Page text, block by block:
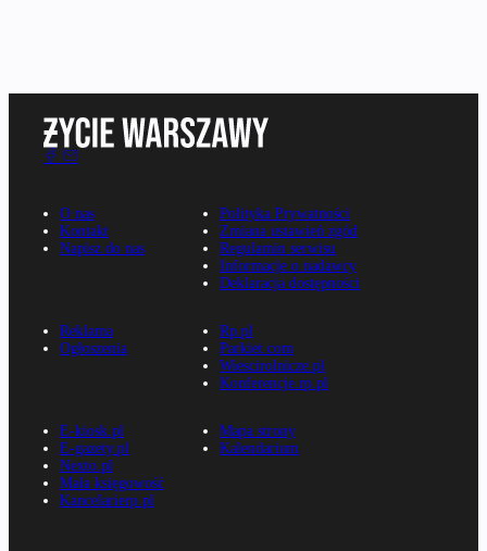
O nas
Kontakt
Napisz do nas
Polityka Prywatności
Zmiana ustawień zgód
Regulamin serwisu
Informacje o nadawcy
Deklaracja dostępności
Reklama
Ogłoszenia
Rp.pl
Parkiet.com
Wiescirolnicze.pl
Konferencje.rp.pl
E-kiosk.pl
E-gazety.pl
Nexto.pl
Mała księgowość
Kancelarierp.pl
Mapa strony
Kalendarium